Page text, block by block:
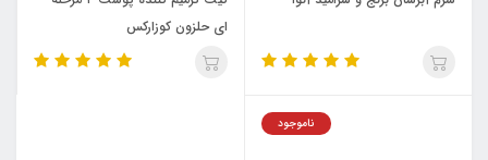
ای حلزون کوزارکس
ناموجود